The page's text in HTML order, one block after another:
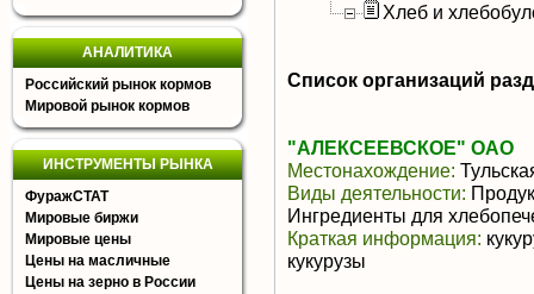
АНАЛИТИКА
Российский рынок кормов
Мировой рынок кормов
ИНСТРУМЕНТЫ РЫНКА
ФуражСТАТ
Мировые биржи
Мировые цены
Цены на масличные
Цены на зерно в России
Хлеб и
Список организаций
"АЛЕКСЕЕВСКОЕ" ОАО
Местонахождение:
Виды деятельности:
Ингредиенты для
Краткая информация:
кукурузы